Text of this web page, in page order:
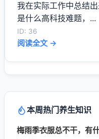
我在实际工作中总结
是什么高科技难题，...
ID: 36
阅读全文 →
本周热门养生知识
梅雨季衣服总不干，有